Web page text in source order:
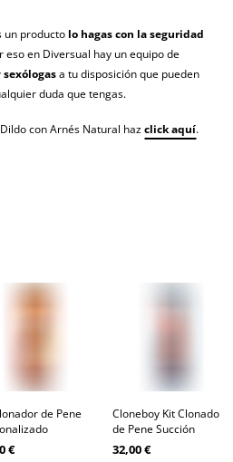
un producto lo hagas con la seguridad
eso en Diversual hay un equipo de
a tu disposición que pueden
duda que tengas.
con Arnés Natural hazclick aquí.
de Pene
€
Cloneboy Kit Clonador
de Pene Succión
32,00 €